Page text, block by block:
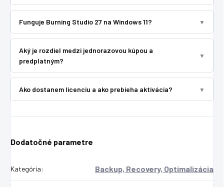
Funguje Burning Studio 27 na Windows 11?
Aký je rozdiel medzi jednorazovou kúpou a
predplatným?
Ako dostanem licenciu a ako prebieha aktivácia?
Dodatočné parametre
Kategória: Backup, Recovery, Optimalizácia